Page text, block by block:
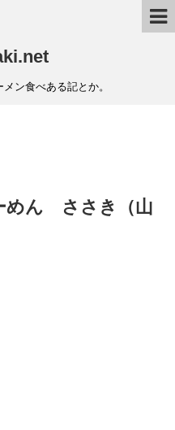
ン食べある記とか。
めん ささき（山